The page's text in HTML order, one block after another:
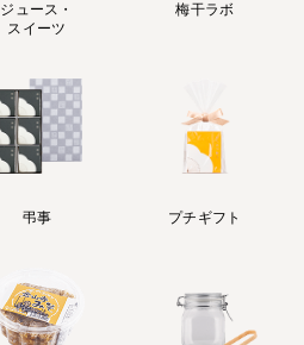
ジュース・
スイーツ
梅干ラボ
弔事 プチギフト